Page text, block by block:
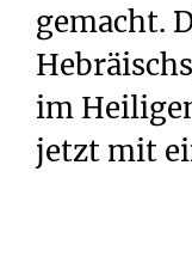
gemacht.
im
jetzt mit